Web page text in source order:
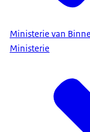
Ministerie van
Ministerie